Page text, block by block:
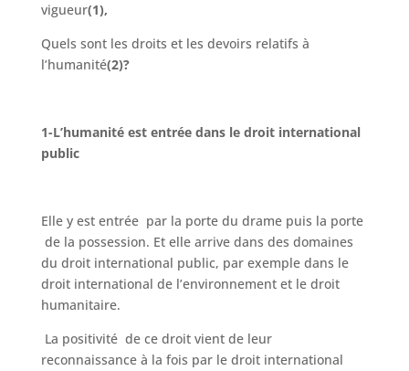
vigueur(1),
Quels sont les droits et les devoirs relatifs à
l’humanité(2)?
1-L’humanité est entrée dans le droit international
public
Elle y est entrée par la porte du drame puis la porte
de la possession. Et elle arrive dans des domaines
du droit international public, par exemple dans le
droit international de l’environnement et le droit
humanitaire.
La positivité de ce droit vient de leur
reconnaissance à la fois par le droit international